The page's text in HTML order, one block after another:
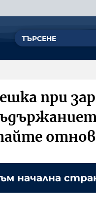
при
начална